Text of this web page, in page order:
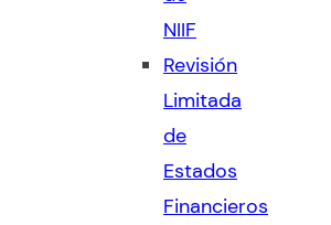
NIIF
Revisión
Limitada
de
Estados
Financieros